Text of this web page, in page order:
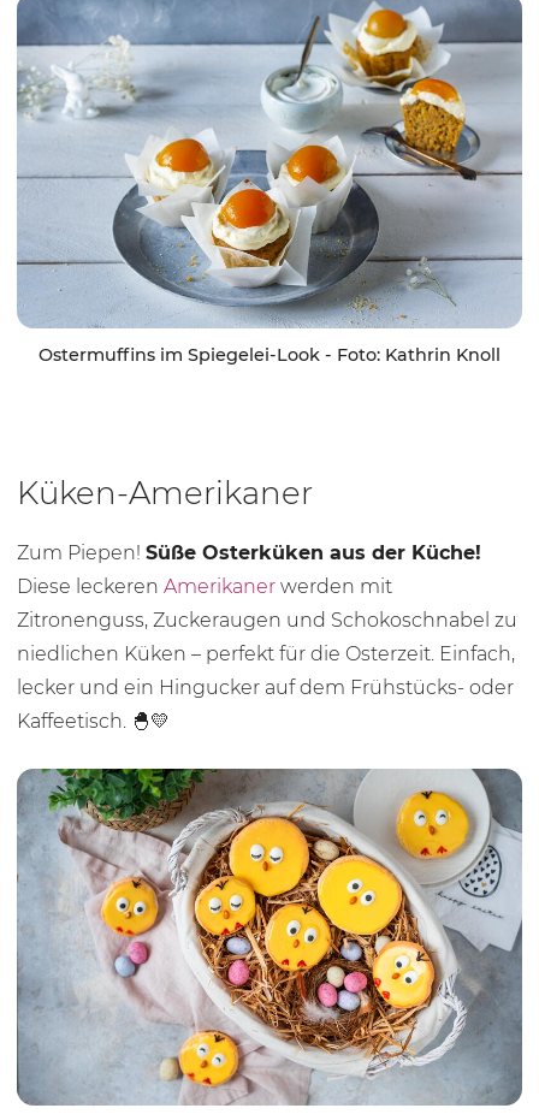
Ostermuffins im Spiegelei-Look - Foto: Kathrin Knoll
Küken-Amerikaner
Zum Piepen! Süße Osterküken aus der Küche!
Diese leckeren Amerikaner werden mit
Zitronenguss, Zuckeraugen und Schokoschnabel zu
niedlichen Küken – perfekt für die Osterzeit. Einfach,
lecker und ein Hingucker auf dem Frühstücks- oder
Kaffeetisch. 🐣💛